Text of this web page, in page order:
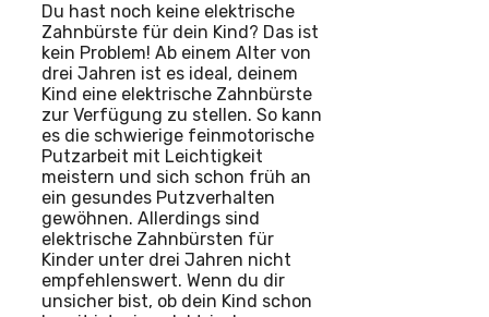
Du hast noch keine elektrische
Zahnbürste für dein Kind? Das ist
kein Problem! Ab einem Alter von
drei Jahren ist es ideal, deinem
Kind eine elektrische Zahnbürste
zur Verfügung zu stellen. So kann
es die schwierige feinmotorische
Putzarbeit mit Leichtigkeit
meistern und sich schon früh an
ein gesundes Putzverhalten
gewöhnen. Allerdings sind
elektrische Zahnbürsten für
Kinder unter drei Jahren nicht
empfehlenswert. Wenn du dir
unsicher bist, ob dein Kind schon